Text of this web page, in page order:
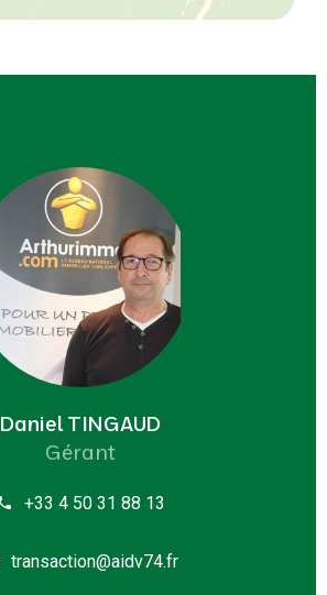
Daniel TINGAUD
Gérant
+33 4 50 31 88 13
transaction@aidv74.fr